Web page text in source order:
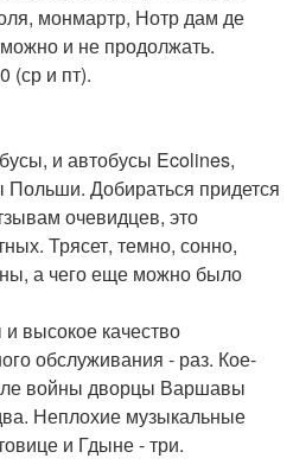
монмартр, Нотр дам де
и не продолжать.
(ср и пт).
и автобусы Ecolines,
Польши. Добираться придется
очевидцев, это
Трясет, темно, сонно,
а чего еще можно было
высокое качество
обслуживания - раз. Кое-
войны дворцы Варшавы
Неплохие музыкальные
и Гдыне - три.